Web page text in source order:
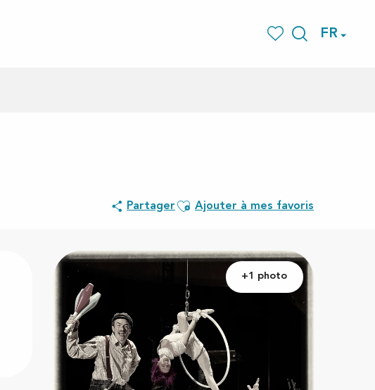
FR
Partager Ajouter aux favoris
Ajouter à mes favoris
+1 photo